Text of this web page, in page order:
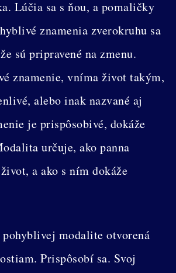
Lúčia sa s ňou, a pomaličky
znamenia zverokruhu sa
sú pripravené na zmenu.
znamenie, vníma život takým,
alebo inak nazvané aj
je prispôsobivé, dokáže
určuje, ako panna
a ako s ním dokáže
pohyblivej modalite otvorená
Prispôsobí sa. Svoj